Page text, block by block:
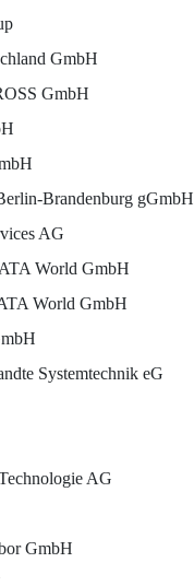
GmbH
GmbH
Brandenburg gGmbH
AG
World GmbH
World GmbH
Systemtechnik eG
AG
GmbH